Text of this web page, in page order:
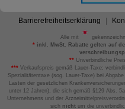
Barrierefreiheitserklärung
Alle mit
*inkl. MwSt. Rabatte gelten auf
** Unverbindliche
*** Verkaufspreis gemäß Lauer-Taxe;
Spezialitätentaxe (sog. Lauer-Taxe) bei
Lasten der gesetzlichen
unter 12 Jahren), die sich gemäß §129 Abs.
Unternehmens und der
sich nicht um die